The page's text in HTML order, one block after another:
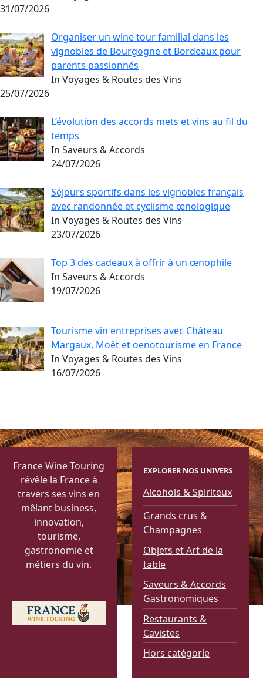
31/07/2026
Organiser un wine tour familial dans les
vignobles de Bourgogne et Bordeaux pour
parents passionnés
In Voyages & Routes des Vins
25/07/2026
L’évolution des accords mets et vins au fil du
temps
In Saveurs & Accords
24/07/2026
Séjours sportifs dans les vignobles français
avec randonnée et cyclisme œnologique
In Voyages & Routes des Vins
23/07/2026
Top 3 des cadeaux à offrir à un œnophile
In Saveurs & Accords
19/07/2026
Tourisme vin entreprises avec Château
Margaux, Moët et oenotourisme en France
In Voyages & Routes des Vins
16/07/2026
France Wine Touring
révèle la France à
travers ses vins en
mêlant business,
innovation,
tourisme,
gastronomie et
métiers du vin.
EXPLORER NOS UNIVERS
Alcohols & Spiriteux
Grands crus &
Champagnes
Objets et Art de la
table
Saveurs & Accords
Gastronomiques
Restaurants &
Cavistes
Hors catégorie